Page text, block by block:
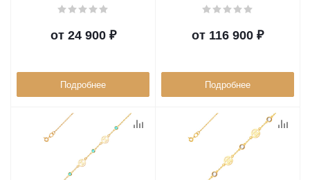
от 24 900 ₽
Подробнее
от 116 900 ₽
Подробнее